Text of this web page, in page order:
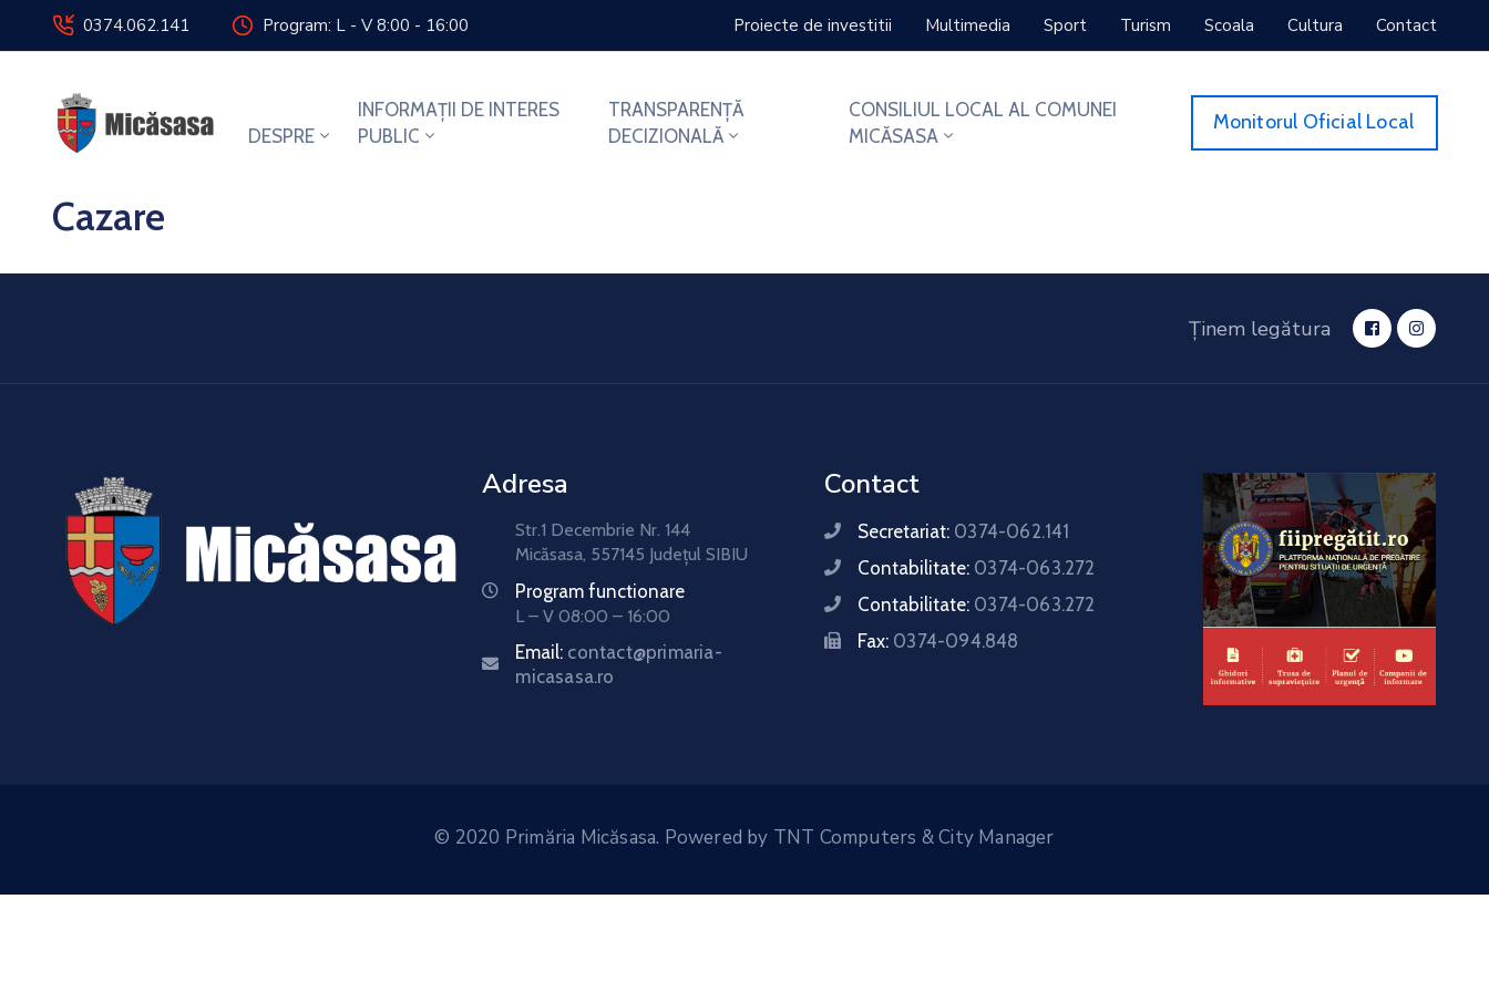
0374.062.141 Program: L - V 8:00 - 16:00 Proiecte de investitii Multimedia Sport Turism Scoala Cultura Contact
DESPRE
INFORMAȚII DE INTERES
PUBLIC
TRANSPARENȚĂ
DECIZIONALĂ
CONSILIUL LOCAL AL COMUNEI
MICĂSASA
Monitorul Oficial Local
Cazare
Ținem legătura
Adresa
Str.1 Decembrie Nr. 144
Micăsasa, 557145 Județul SIBIU
Program functionare
L – V 08:00 – 16:00
Email: contact@primaria-
micasasa.ro
Contact
Secretariat: 0374-062.141
Contabilitate: 0374-063.272
Contabilitate: 0374-063.272
Fax: 0374-094.848
© 2020 Primăria Micăsasa. Powered by TNT Computers &City Manager